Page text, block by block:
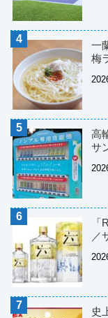
一
梅
高
サ
／
史